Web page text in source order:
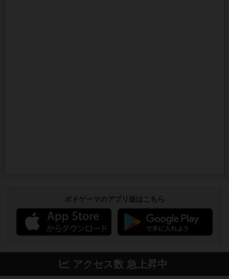
ボドゲーマのアプリ版はこちら
アクセス数 急上昇中